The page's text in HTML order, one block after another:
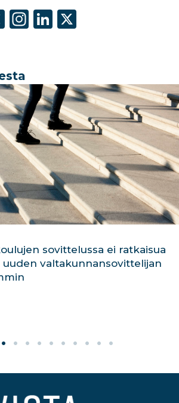
S
e
In
ra
m
Li
dI
n
sovittelussa ei ratkaisua
uuden valtakunnansovittelijan